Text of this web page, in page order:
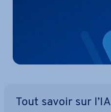
Tout savoir sur l’IA